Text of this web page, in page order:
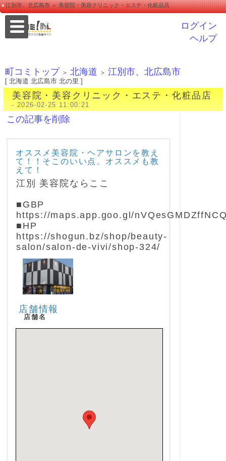
江別市、北広島市 ＞ 美容院・美容クリニック・エステ・化粧品店
ログイン
ヘルプ
町コミトップ ＞ 北海道 ＞ 江別市、北広島市
[ 北海道 北広島市 北の里 ]
美容院・美容クリニック・エステ・化粧品店
- 2026-02-25 11:00:21
この記事を削除
オススメ美容院・ヘアサロンを教え
て！！そこのいい点、オススメも教
えて！
江別 美容院ならここ
■GBP
https://maps.app.goo.gl/
■HP
https://shogun.bz/shop/beauty-
salon/salon-de-vivi/shop-324/
店舗情報
店舗名